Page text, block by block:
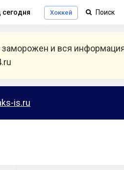
сегодня Хоккей
и вся
is.ru